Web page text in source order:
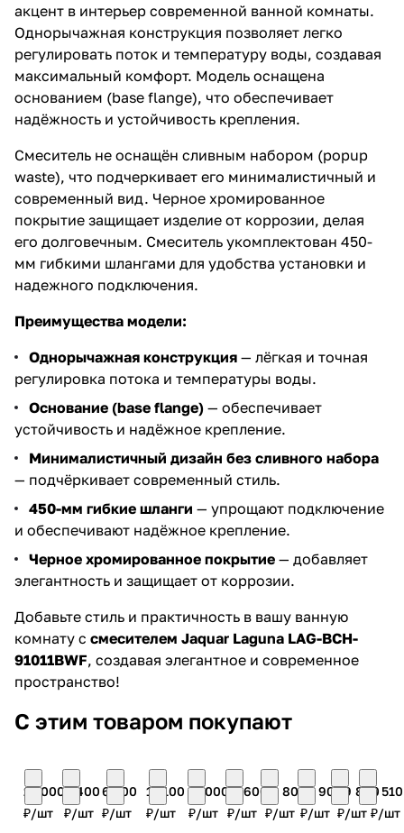
акцент в интерьер современной ванной комнаты.
Однорычажная конструкция позволяет легко
регулировать поток и температуру воды, создавая
максимальный комфорт. Модель оснащена
основанием (base flange), что обеспечивает
надёжность и устойчивость крепления.
Смеситель не оснащён сливным набором (popup
waste), что подчеркивает его минималистичный и
современный вид. Черное хромированное
покрытие защищает изделие от коррозии, делая
его долговечным. Смеситель укомплектован 450-
мм гибкими шлангами для удобства установки и
надежного подключения.
Преимущества модели:
Однорычажная конструкция — лёгкая и точная
регулировка потока и температуры воды.
Основание (base flange) — обеспечивает
устойчивость и надёжное крепление.
Минималистичный дизайн без сливного набора
— подчёркивает современный стиль.
450-мм гибкие шланги — упрощают подключение
и обеспечивают надёжное крепление.
Черное хромированное покрытие — добавляет
элегантность и защищает от коррозии.
Добавьте стиль и практичность в вашу ванную
комнату с смесителем Jaquar Laguna LAG-BCH-
91011BWF, создавая элегантное и современное
пространство!
С этим товаром покупают
21 000
₽/шт
6 400
₽/шт
6 200
₽/шт
17 100
₽/шт
11 000
₽/шт
11 600
₽/шт
12 800
₽/шт
10 900
₽/шт
19 800
₽/шт
5 510
₽/шт